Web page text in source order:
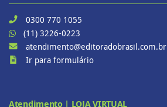
0300 770 1055
(11) 3226-0223
atendimento@editoradobrasil.com.br
Ir para formulário
Atendimento | LOJA VIRTUAL